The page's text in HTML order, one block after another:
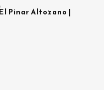
Pinar Altozano |